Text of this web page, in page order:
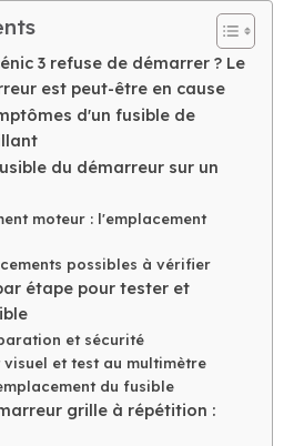
3 refuse de démarrer ? Le
est peut-être en cause
d'un fusible de
du démarreur sur un
moteur : l'emplacement
possibles à vérifier
étape pour tester et
et sécurité
visuel et test au multimètre
du fusible
grille à répétition :